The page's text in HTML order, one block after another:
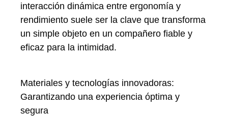
interacción dinámica entre ergonomía y
rendimiento suele ser la clave que transforma
un simple objeto en un compañero fiable y
eficaz para la intimidad.
Materiales y tecnologías innovadoras:
Garantizando una experiencia óptima y
segura